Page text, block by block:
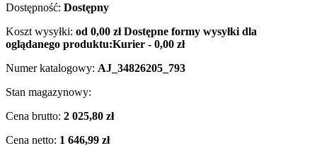
Dostępność: Dostępny
Koszt wysyłki: od 0,00 złDostępne formy wysyłki dla
oglądanego produktu:Kurier - 0,00 zł
Numer katalogowy: AJ_34826205_793
Stan magazynowy:
Cena brutto: 2 025,80 zł
Cena netto: 1 646,99 zł